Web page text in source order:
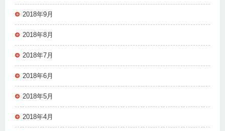
2018年9月
2018年8月
2018年7月
2018年6月
2018年5月
2018年4月